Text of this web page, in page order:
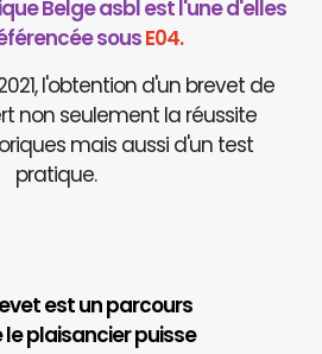
Belge asbl est l'une d'elles
sousE04.
l'obtention d'un brevet de
non seulement la réussite
mais aussi d'un test
pratique.
est un parcours
plaisancier puisse